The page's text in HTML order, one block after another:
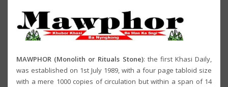
MAWPHOR (Monolith or Rituals Stone): the first Khasi Daily,
was established on 1st July 1989, with a four page tabloid size
with a mere 1000 copies of circulation but within a span of 14